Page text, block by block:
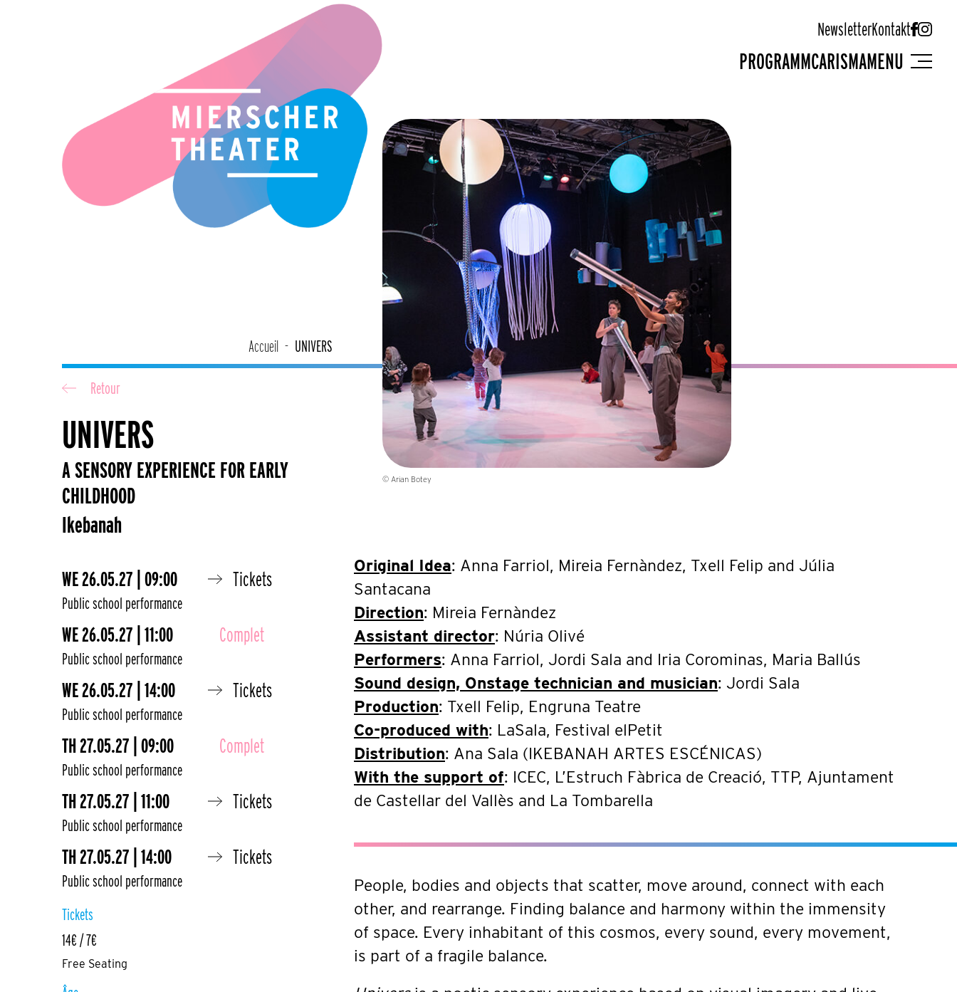
NewsletterKontakt
PROGRAMMCARISMAMENU
Accueil UNIVERS
Retour
© Arian Botey
UNIVERS
A SENSORY EXPERIENCE FOR EARLY
CHILDHOOD
Ikebanah
WE26.05.27 | 09:00 Tickets
Public school performance
WE26.05.27 | 11:00 Complet
Public school performance
WE26.05.27 | 14:00 Tickets
Public school performance
TH27.05.27 | 09:00 Complet
Public school performance
TH27.05.27 | 11:00 Tickets
Public school performance
TH27.05.27 | 14:00 Tickets
Public school performance
Tickets
14€ / 7€
Free Seating
Original Idea: Anna Farriol, Mireia Fernàndez, Txell Felip and Júlia
Santacana
Direction: Mireia Fernàndez
Assistant director: Núria Olivé
Performers: Anna Farriol, Jordi Sala and Iria Corominas, Maria Ballús
Sound design, Onstage technician and musician: Jordi Sala
Production: Txell Felip, Engruna Teatre
Co-produced with: LaSala, Festival elPetit
Distribution: Ana Sala (IKEBANAH ARTES ESCÉNICAS)
With the support of: ICEC, L’Estruch Fàbrica de Creació, TTP, Ajuntament
de Castellar del Vallès and La Tombarella
People, bodies and objects that scatter, move around, connect with each
other, and rearrange. Finding balance and harmony within the immensity
of space. Every inhabitant of this cosmos, every sound, every movement,
is part of a fragile balance.